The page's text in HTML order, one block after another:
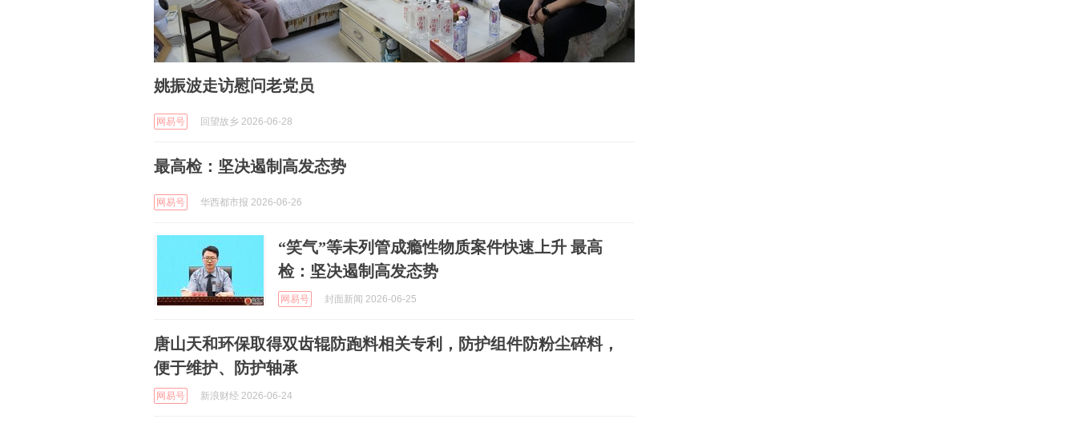
姚振波走访慰问老党员
网易号 回望故乡 2026-06-28
最高检：坚决遏制高发态势
网易号 华西都市报 2026-06-26
“笑气”等未列管成瘾性物质案件快速上升 最高
检：坚决遏制高发态势
网易号 封面新闻 2026-06-25
唐山天和环保取得双齿辊防跑料相关专利，防护组件防粉尘碎料，
便于维护、防护轴承
网易号 新浪财经 2026-06-24